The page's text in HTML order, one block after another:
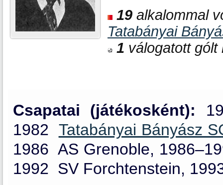
19 alkalommal
Tatabányai
1 válogatott gólt
Csapatai (játékosként):
1982 Tatabányai Bányász
1986AS Grenoble,
1992 SV Forchtenstein,